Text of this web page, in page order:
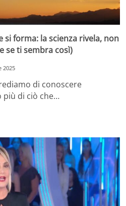
si forma: la scienza rivela, non
se ti sembra così)
2025
di conoscere
più di ciò che…